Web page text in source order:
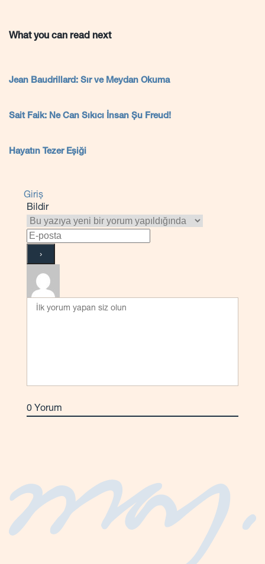
What you can read next
Jean Baudrillard: Sır ve Meydan Okuma
Sait Faik: Ne Can Sıkıcı İnsan Şu Freud!
Hayatın Tezer Eşiği
Giriş
Bildir
0 Yorum